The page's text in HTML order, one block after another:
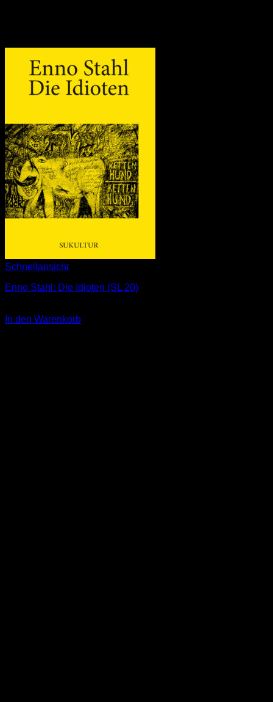
Schnellansicht
Enno Stahl: Die Idioten (SL 20)
In den Warenkorb